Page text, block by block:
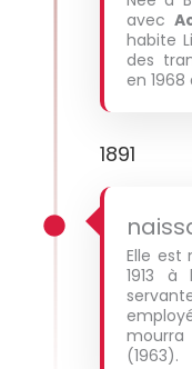
avec
habite
des
en 1968
1891
Elle est
1913 à
mourra
(1963).